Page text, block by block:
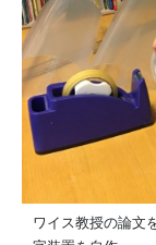
ワイス教授の論文